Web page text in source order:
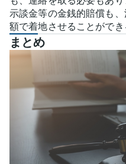
示談金等の金銭的賠償も
額で着地させることができ
まとめ